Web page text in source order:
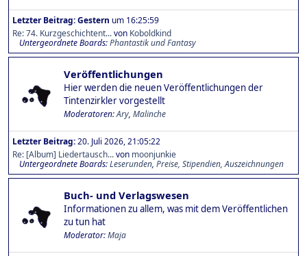
Letzter Beitrag:Gestern um 16:25:59
Re: 74. Kurzgeschichtent...von Koboldkind
Untergeordnete Boards Phantastik und Fantasy
Veröffentlichungen
Hier werden die neuen Veröffentlichungen der
Tintenzirkler vorgestellt
Moderatoren:Ary, Malinche
Letzter Beitrag:20. Juli 2026, 21:05:22
Re: [Album] Liedertausch...von moonjunkie
Untergeordnete Boards Leserunden Preise, Stipendien, Auszeichnungen
Buch- und Verlagswesen
Informationen zu allem, was mit dem Veröffentlichen
zu tun hat
Moderator:Maja